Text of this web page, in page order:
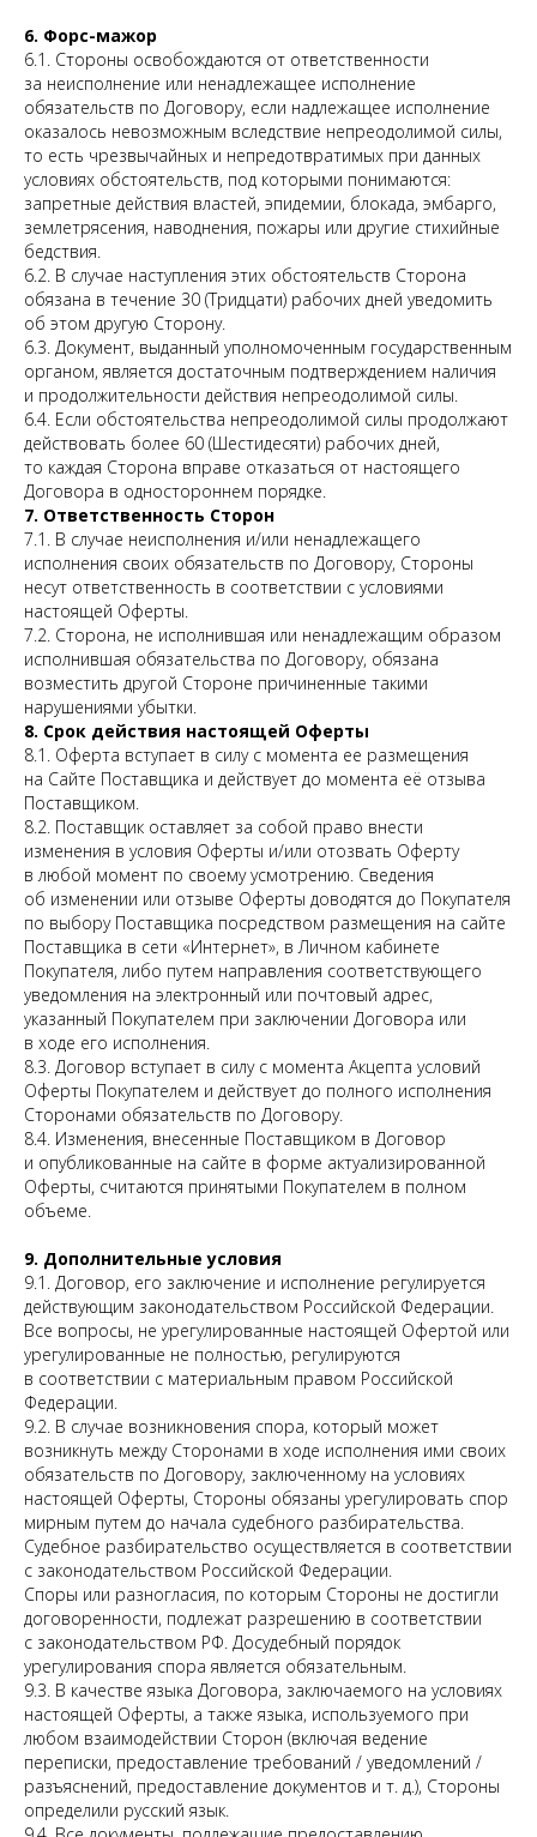
6. Форс-мажор
6.1. Стороны освобождаются от ответственности
за неисполнение или ненадлежащее исполнение
обязательств по Договору, если надлежащее исполнение
оказалось невозможным вследствие непреодолимой силы,
то есть чрезвычайных и непредотвратимых при данных
условиях обстоятельств, под которыми понимаются:
запретные действия властей, эпидемии, блокада, эмбарго,
землетрясения, наводнения, пожары или другие стихийные
бедствия.
6.2. В случае наступления этих обстоятельств Сторона
обязана в течение 30 (Тридцати) рабочих дней уведомить
об этом другую Сторону.
6.3. Документ, выданный уполномоченным государственным
органом, является достаточным подтверждением наличия
и продолжительности действия непреодолимой силы.
6.4. Если обстоятельства непреодолимой силы продолжают
действовать более 60 (Шестидесяти) рабочих дней,
то каждая Сторона вправе отказаться от настоящего
Договора в одностороннем порядке.
7. Ответственность Сторон
7.1. В случае неисполнения и/или ненадлежащего
исполнения своих обязательств по Договору, Стороны
несут ответственность в соответствии с условиями
настоящей Оферты.
7.2. Сторона, не исполнившая или ненадлежащим образом
исполнившая обязательства по Договору, обязана
возместить другой Стороне причиненные такими
нарушениями убытки.
8. Срок действия настоящей Оферты
8.1. Оферта вступает в силу с момента ее размещения
на Сайте Поставщика и действует до момента её отзыва
Поставщиком.
8.2. Поставщик оставляет за собой право внести
изменения в условия Оферты и/или отозвать Оферту
в любой момент по своему усмотрению. Сведения
об изменении или отзыве Оферты доводятся до Покупателя
по выбору Поставщика посредством размещения на сайте
Поставщика в сети «Интернет», в Личном кабинете
Покупателя, либо путем направления соответствующего
уведомления на электронный или почтовый адрес,
указанный Покупателем при заключении Договора или
в ходе его исполнения.
8.3. Договор вступает в силу с момента Акцепта условий
Оферты Покупателем и действует до полного исполнения
Сторонами обязательств по Договору.
8.4. Изменения, внесенные Поставщиком в Договор
и опубликованные на сайте в форме актуализированной
Оферты, считаются принятыми Покупателем в полном
объеме.
9. Дополнительные условия
9.1. Договор, его заключение и исполнение регулируется
действующим законодательством Российской Федерации.
Все вопросы, не урегулированные настоящей Офертой или
урегулированные не полностью, регулируются
в соответствии с материальным правом Российской
Федерации.
9.2. В случае возникновения спора, который может
возникнуть между Сторонами в ходе исполнения ими своих
обязательств по Договору, заключенному на условиях
настоящей Оферты, Стороны обязаны урегулировать спор
мирным путем до начала судебного разбирательства.
Судебное разбирательство осуществляется в соответствии
с законодательством Российской Федерации.
Споры или разногласия, по которым Стороны не достигли
договоренности, подлежат разрешению в соответствии
с законодательством РФ. Досудебный порядок
урегулирования спора является обязательным.
9.3. В качестве языка Договора, заключаемого на условиях
настоящей Оферты, а также языка, используемого при
любом взаимодействии Сторон (включая ведение
переписки, предоставление требований / уведомлений /
разъяснений, предоставление документов и т. д.), Стороны
определили русский язык.